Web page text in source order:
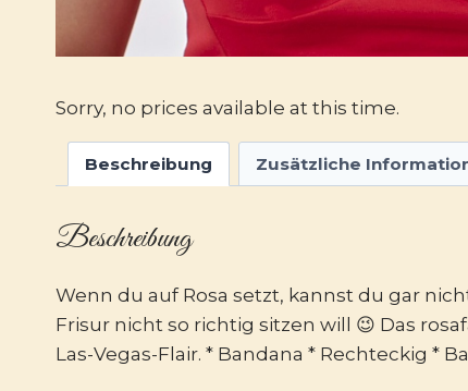
Sorry, no prices available at this time.
Beschreibung Zusätzliche
Beschreibung
Wenn du auf Rosa setzt, kannst du gar
Frisur nicht so richtig sitzen will 😉 Das
Las-Vegas-Flair. * Bandana * Rechteckig *